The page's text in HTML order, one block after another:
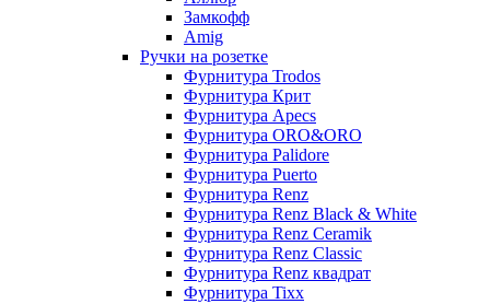
Замкофф
Amig
Ручки на розетке
Фурнитура Trodos
Фурнитура Крит
Фурнитура Apecs
Фурнитура ORO&ORO
Фурнитура Palidore
Фурнитура Puerto
Фурнитура Renz
Фурнитура Renz Black & White
Фурнитура Renz Ceramik
Фурнитура Renz Classic
Фурнитура Renz квадрат
Фурнитура Tixx